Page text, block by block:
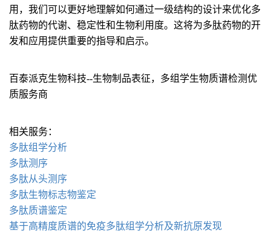
用，我们可以更好地理解如何通过一级结构的设计来优化多
肽药物的代谢、稳定性和生物利用度。这将为多肽药物的开
发和应用提供重要的指导和启示。
百泰派克生物科技--生物制品表征，多组学生物质谱检测优
质服务商
相关服务：
多肽组学分析
多肽测序
多肽从头测序
多肽生物标志物鉴定
多肽质谱鉴定
基于高精度质谱的免疫多肽组学分析及新抗原发现